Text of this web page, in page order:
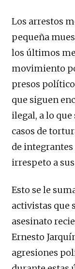
Los arrestos
pequeña
los últimos
movimiento
presos
que siguen
ilegal, a lo que
casos de
de
irrespeto a
Esto se le
activistas que
asesinato
Ernesto
agresiones